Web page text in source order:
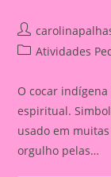
Post
author:
PostAtividades
O cocar
espiritual.
usado em
orgulho pelas…